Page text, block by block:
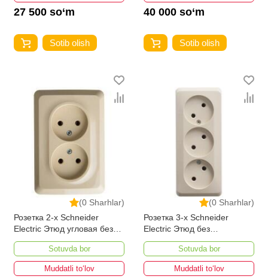
27 500 so‘m
Sotib olish
40 000 so‘m
Sotib olish
(0 Sharhlar)
Розетка 2-х Schneider
Electric Этюд угловая без
заземления и шторок 16А
250В бежеваяSotuvda bor
Muddatli to‘lov
(0 Sharhlar)
Розетка 3-х Schneider
Electric Этюд без
заземления и шторок 16А
250В бежеваяSotuvda bor
Muddatli to‘lov